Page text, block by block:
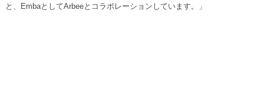
と、EmbaとしてArbeeとコラボレーションしています。」